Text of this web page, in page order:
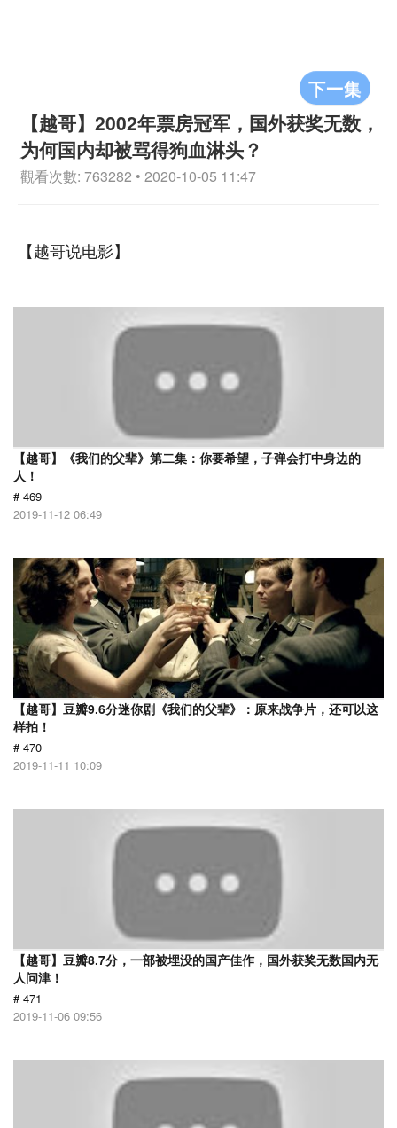
下一集
【越哥】2002年票房冠军，国外获奖无数，
为何国内却被骂得狗血淋头？
觀看次數: 763282 • 2020-10-05 11:47
【越哥说电影】
【越哥】《我们的父辈》第二集：你要希望，子弹会打中身边的
人！
# 469
2019-11-12 06:49
【越哥】豆瓣9.6分迷你剧《我们的父辈》：原来战争片，还可以这
样拍！
# 470
2019-11-11 10:09
【越哥】豆瓣8.7分，一部被埋没的国产佳作，国外获奖无数国内无
人问津！
# 471
2019-11-06 09:56